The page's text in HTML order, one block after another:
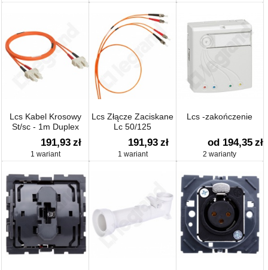
Lcs Kabel Krosowy
St/sc - 1m Duplex
191,93 zł
1 wariant
Lcs Złącze Zaciskane
Lc 50/125
191,93 zł
1 wariant
Lcs -zakończenie
od 194,35 zł
2 warianty